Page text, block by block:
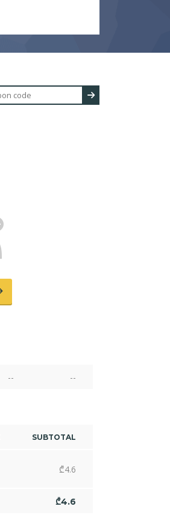
-- --
SUBTOTAL
₾4.6
₾4.6